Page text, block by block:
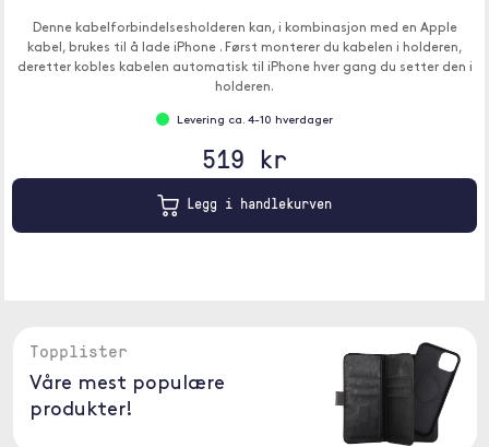
Denne kabelforbindelsesholderen kan, i kombinasjon med en Apple
kabel, brukes til å lade iPhone . Først monterer du kabelen i holderen,
deretter kobles kabelen automatisk til iPhone hver gang du setter den i
holderen.
Levering ca. 4-10 hverdager
519 kr
Legg i handlekurven
Topplister
Våre mest populære
produkter!